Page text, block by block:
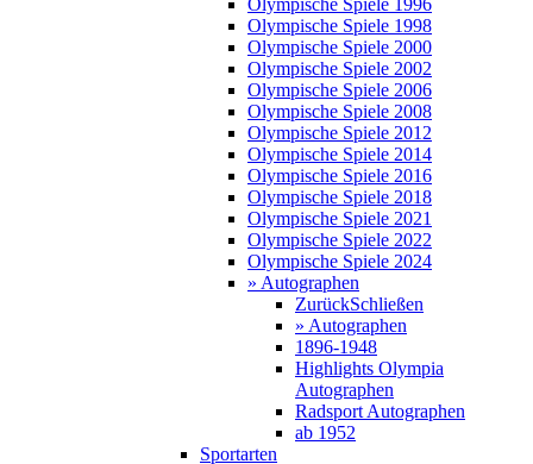
Olympische Spiele 1996
Olympische Spiele 1998
Olympische Spiele 2000
Olympische Spiele 2002
Olympische Spiele 2006
Olympische Spiele 2008
Olympische Spiele 2012
Olympische Spiele 2014
Olympische Spiele 2016
Olympische Spiele 2018
Olympische Spiele 2021
Olympische Spiele 2022
Olympische Spiele 2024
» Autographen
ZurückSchließen
» Autographen
1896-1948
Highlights Olympia
Autographen
Radsport Autographen
ab 1952
Sportarten